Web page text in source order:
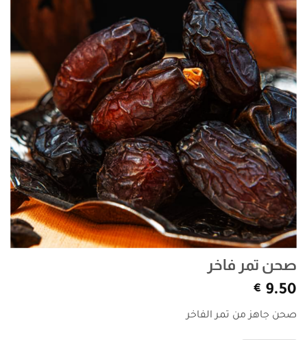
صحن تمر فاخر
9.50
€
صحن جاهز من تمر الفاخر